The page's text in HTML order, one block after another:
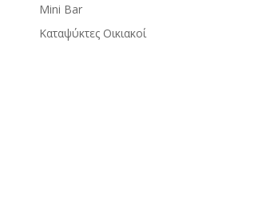
Mini Bar
Καταψύκτες Οικιακοί